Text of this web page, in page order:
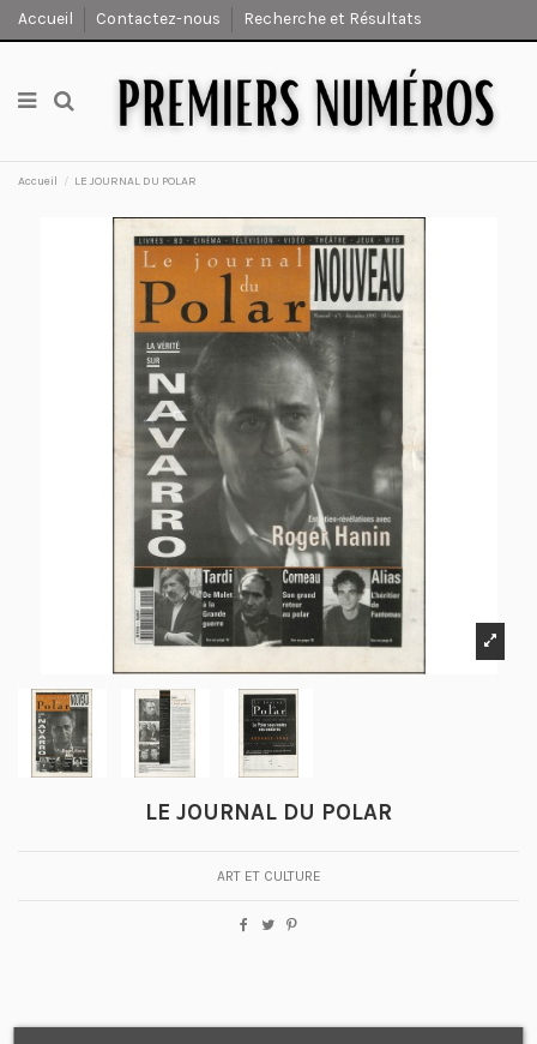
Accueil Contactez-nous Recherche et Résultats
Accueil LE JOURNAL DU POLAR
LE JOURNAL DU POLAR
ART ET CULTURE